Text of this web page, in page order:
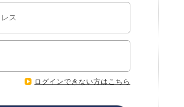
ログインできない方はこちら